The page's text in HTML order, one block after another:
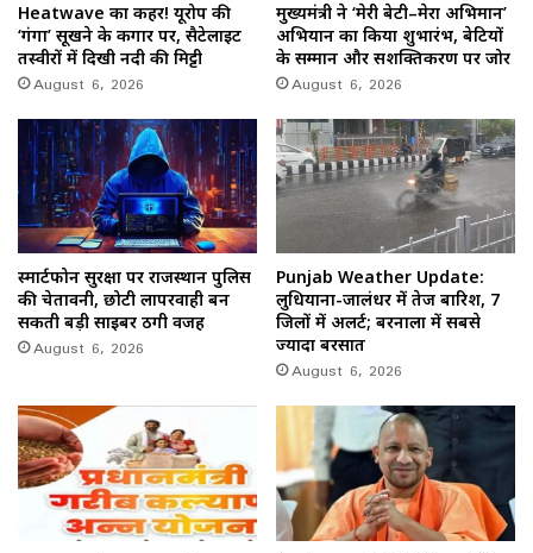
Heatwave का कहर! यूरोप की
‘गंगा’ सूखने के कगार पर, सैटेलाइट
तस्वीरों में दिखी नदी की मिट्टी
August 6, 2026
मुख्यमंत्री ने ‘मेरी बेटी–मेरा अभिमान’
अभियान का किया शुभारंभ, बेटियों
के सम्मान और सशक्तिकरण पर जोर
August 6, 2026
स्मार्टफोन सुरक्षा पर राजस्थान पुलिस
की चेतावनी, छोटी लापरवाही बन
सकती बड़ी साइबर ठगी वजह
August 6, 2026
Punjab Weather Update:
लुधियाना-जालंधर में तेज बारिश, 7
जिलों में अलर्ट; बरनाला में सबसे
ज्यादा बरसात
August 6, 2026